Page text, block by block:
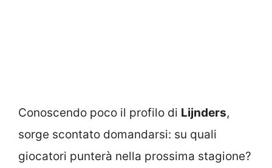
Conoscendo poco il profilo di Lijnders,
sorge scontato domandarsi: su quali
giocatori punterà nella prossima stagione?